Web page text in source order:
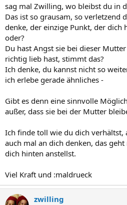
sag mal Zwilling, wo bleibst du in
Das ist so grausam, so verletzend
denke, der einzige Punkt, der dich
oder?
Du hast Angst sie bei dieser
richtig lieb hast, stimmt das?
Ich denke, du kannst nicht so
ich erlebe gerade ähnliches -
Gibt es denn eine sinnvolle
außer, dass sie bei der Mutter
Ich finde toll wie du dich
auch mal an dich denken, das
dich hinten anstellst.
Viel Kraft und :maldrueck
zwilling